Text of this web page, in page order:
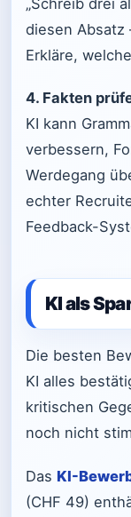
diesen
Erkläre,
4. Fakten
KI kann
verbessern,
Werdegang
echter
Feedback-
KI als
Die besten
KI alles
kritischen
noch nicht
Das KI-
(CHF 49)